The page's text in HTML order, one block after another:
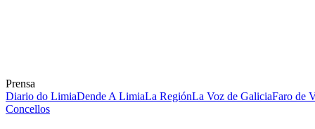
Prensa
Diario do LimiaDende A LimiaLa RegiónLa Voz de GaliciaFaro de
Concellos